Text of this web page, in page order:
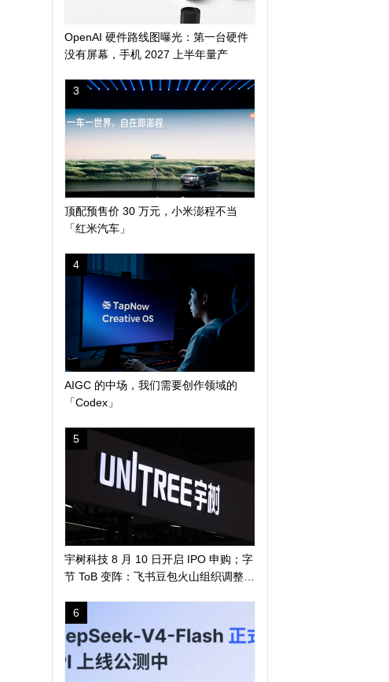
OpenAI 硬件路线图曝光：第一台硬件
没有屏幕，手机 2027 上半年量产
3
顶配预售价 30 万元，小米澎程不当
「红米汽车」
4
AIGC 的中场，我们需要创作领域的
「Codex」
5
宇树科技 8 月 10 日开启 IPO 申购；字
节 ToB 变阵：飞书豆包火山组织调整；
知道
6